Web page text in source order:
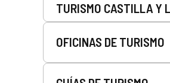
TURISMO CASTILLA Y
OFICINAS DE TURISMO